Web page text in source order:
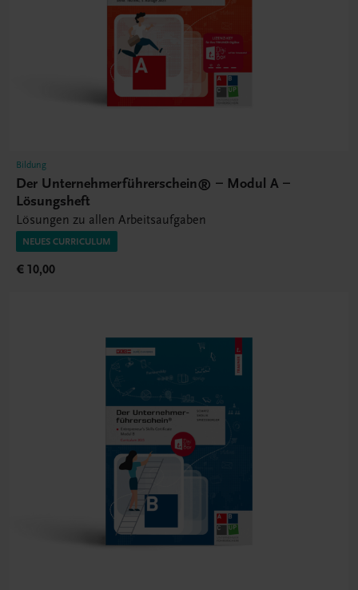
Bildung
Der Unternehmerführerschein® – Modul A –
Lösungsheft
Lösungen zu allen Arbeitsaufgaben
NEUES CURRICULUM
€ 10,00